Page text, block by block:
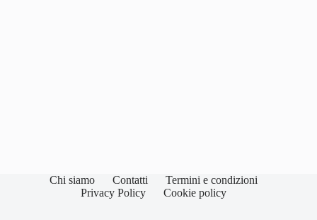
Chi siamo Contatti
Termini e condizioni
Privacy Policy
Cookie policy